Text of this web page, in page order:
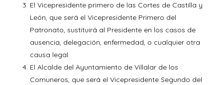
El Vicepresidente primero de las Cortes de Castilla y
León, que será el Vicepresidente Primero del
Patronato, sustituirá al Presidente en los casos de
ausencia, delegación, enfermedad, o cualquier otra
causa legal.
El Alcalde del Ayuntamiento de Villalar de los
Comuneros, que será el Vicepresidente Segundo del